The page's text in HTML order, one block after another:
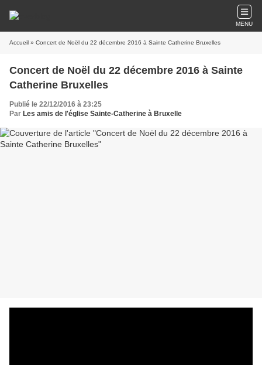
MENU
Accueil » Concert de Noël du 22 décembre 2016 à Sainte Catherine Bruxelles
Concert de Noël du 22 décembre 2016 à Sainte
Catherine Bruxelles
Publié le 22/12/2016 à 23:25
Par Les amis de l'église Sainte-Catherine à Bruxelle